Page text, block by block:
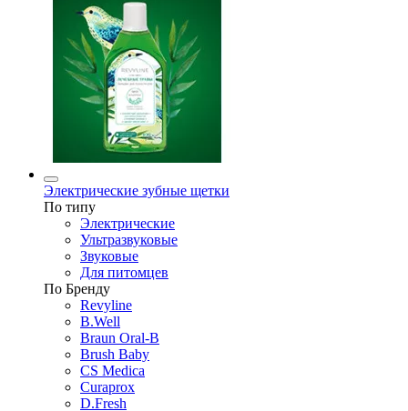
Электрические зубные щетки
По типу
Электрические
Ультразвуковые
Звуковые
Для питомцев
По Бренду
Revyline
B.Well
Braun Oral-B
Brush Baby
CS Medica
Curaprox
D.Fresh